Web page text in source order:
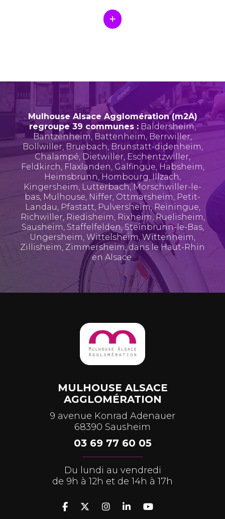
Mulhouse Alsace Agglomération (m2A)
regroupe 39 communes : Baldersheim,
Bantzenheim, Battenheim, Berrwiller,
Bollwiller, Bruebach,Brunstatt-didenheim,
Chalampé, Dietwiller, Eschentzwiller,
Feldkirch, Flaxlanden,Galfingue, Habsheim,
Heimsbrunn, Hombourg,Illzach,
Kingersheim, Lutterbach, Morschwiller-le-
bas, Mulhouse, Niffer, Ottmarsheim, Petit-
Landau, Pfastatt, Pulversheim, Reiningue,
Richwiller, Riedisheim, Rixheim,Ruelisheim,
Sausheim, Staffelfelden, Steinbrunn-le-Bas,
Ungersheim, Wittelsheim,Wittenheim,
Zillisheim, Zimmersheim, dans le Haut-Rhin
en Alsace.
MULHOUSE ALSACE
AGGLOMÉRATION
9 avenue Konrad Adenauer
68390 Sausheim
03 69 77 60 05
Du lundi au vendredi
de 9h à 12h et de 14h à 17h